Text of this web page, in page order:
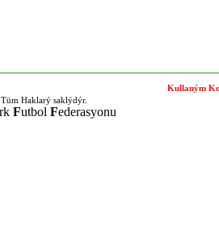
Haklarý saklýdýr.
Futbol Federasyonu
Kullaným